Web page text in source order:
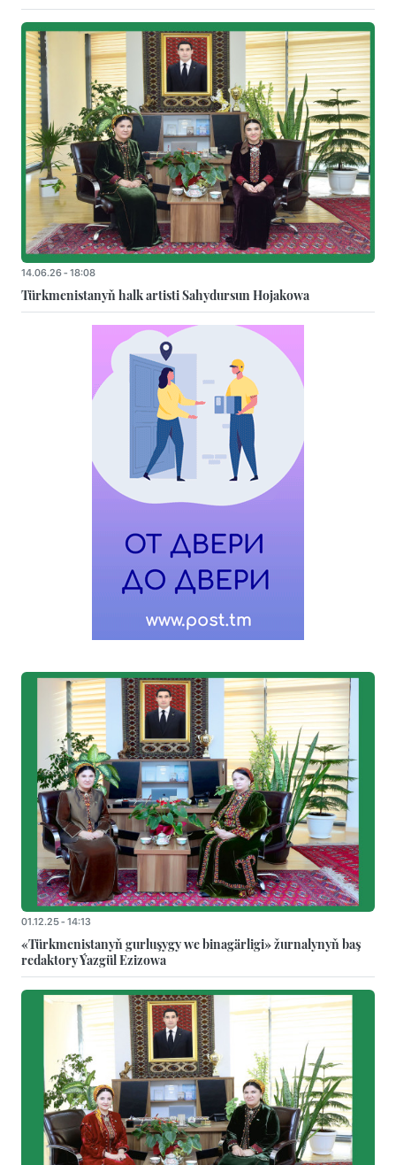
14.06.26 - 18:08
Türkmenistanyň halk artisti Sahydursun Hojakowa
01.12.25 - 14:13
«Türkmenistanyň gurluşygy we binagärligi» žurnalynyň baş
redaktory Ýazgül Ezizowa